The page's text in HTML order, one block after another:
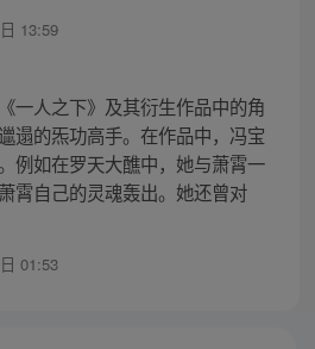
13:59
一人之下》及其衍生作品中的角
遢的炁功高手。在作品中，冯宝
例如在罗天大醮中，她与萧霄一
霄自己的灵魂轰出。她还曾对
01:53